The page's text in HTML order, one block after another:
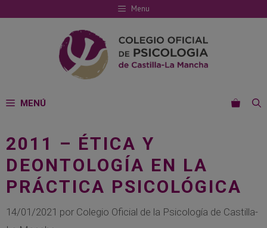
al
Menu
MENÚ
2011 – ÉTICA Y
DEONTOLOGÍA EN LA
PRÁCTICA PSICOLÓGICA
14/01/2021 por Colegio Oficial de la Psicología de Castilla-